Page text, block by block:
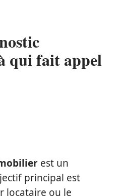
qui fait appel
est un
principal est
locataire ou le